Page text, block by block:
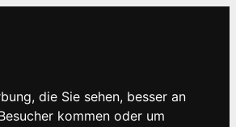
die Sie sehen, besser an
kommen oder um